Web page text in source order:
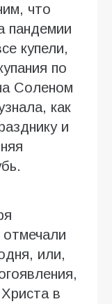
что
пандемии
купели,
по
Соленом
как
и
или,
в